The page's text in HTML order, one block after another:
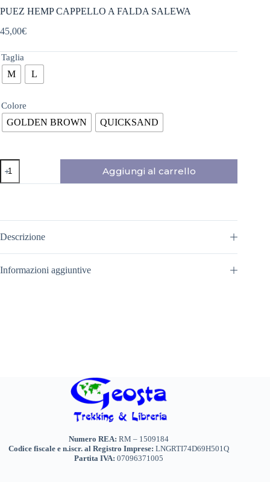
PUEZ HEMP CAPPELLO A FALDA SALEWA
45,00€
Taglia
M L
Colore
GOLDEN BROWN QUICKSAND
PUEZ
HEMP
CAPPELLO
Aggiungi al carrello
Descrizione
Informazioni aggiuntive
Numero REA:RM – 1509184
Codice fiscale e n.iscr. al Registro Imprese:LNGRTI74D69H501Q
Partita IVA: 07096371005